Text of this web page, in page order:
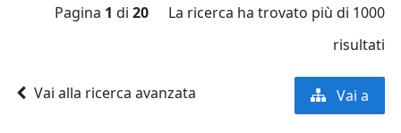
Pagina 1 di 20
La ricerca ha trovato più di 1000
risultati
Vai alla ricerca avanzata Vai a